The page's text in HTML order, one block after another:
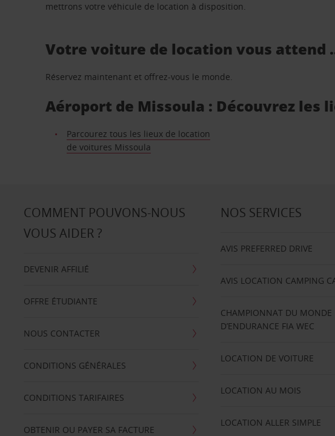
mettrons votre véhicule de location à disposition.
Votre voiture de location vous attend
Réservez maintenant et offrez-vous le monde.
Aéroport de Missoula : Découvrez
Parcourez tous les lieux de location
de voitures Missoula
COMMENT POUVONS-NOUS
VOUS AIDER ?
DEVENIR AFFILIÉ
OFFRE ÉTUDIANTE
NOUS CONTACTER
CONDITIONS GÉNÉRALES
CONDITIONS TARIFAIRES
OBTENIR OU PAYER SA FACTURE
NOS SERVICES
AVIS PREFERRED DRIVE
AVIS LOCATION CAMPING
CHAMPIONNAT DU MONDE
D’ENDURANCE FIA WEC
LOCATION DE VOITURE
LOCATION AU MOIS
LOCATION ALLER SIMPLE